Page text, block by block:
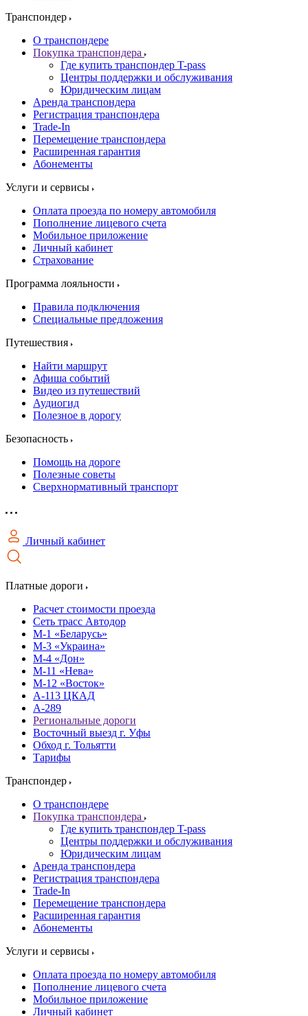
Транспондер
О транспондере
Покупка транспондера
Где купить транспондер T-pass
Центры поддержки и обслуживания
Юридическим лицам
Аренда транспондера
Регистрация транспондера
Trade-In
Перемещение транспондера
Расширенная гарантия
Абонементы
Услуги и сервисы
Оплата проезда по номеру автомобиля
Пополнение лицевого счета
Мобильное приложение
Личный кабинет
Страхование
Программа лояльности
Правила подключения
Специальные предложения
Путешествия
Найти маршрут
Афиша событий
Видео из путешествий
Аудиогид
Полезное в дорогу
Безопасность
Помощь на дороге
Полезные советы
Сверхнормативный транспорт
Личный кабинет
Платные дороги
Расчет стоимости проезда
Сеть трасс Автодор
М-1 «Беларусь»
М-3 «Украина»
М-4 «Дон»
М-11 «Нева»
М-12 «Восток»
А-113 ЦКАД
А-289
Региональные дороги
Восточный выезд г. Уфы
Обход г. Тольятти
Тарифы
Транспондер
О транспондере
Покупка транспондера
Где купить транспондер T-pass
Центры поддержки и обслуживания
Юридическим лицам
Аренда транспондера
Регистрация транспондера
Trade-In
Перемещение транспондера
Расширенная гарантия
Абонементы
Услуги и сервисы
Оплата проезда по номеру автомобиля
Пополнение лицевого счета
Мобильное приложение
Личный кабинет